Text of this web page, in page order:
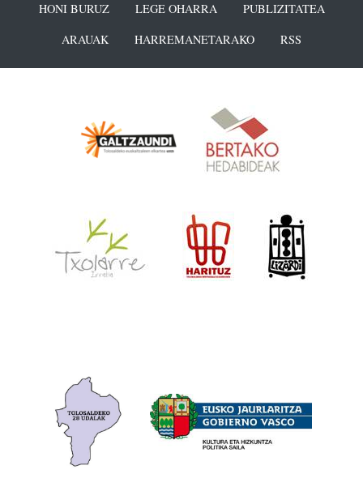
HONI BURUZ LEGE OHARRA
PUBLIZITATEA
ARAUAK
HARREMANETARAKO RSS